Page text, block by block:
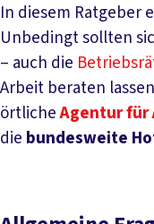
In diesem Ratgeber
Unbedingt sollten
– auch die
Arbeit beraten
örtlicheAgentur für
die bundesweite